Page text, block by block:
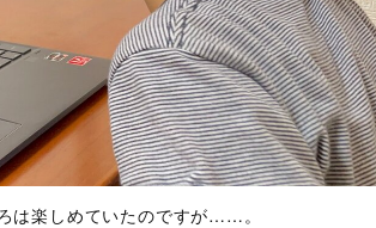
は楽しめていたのですが……。